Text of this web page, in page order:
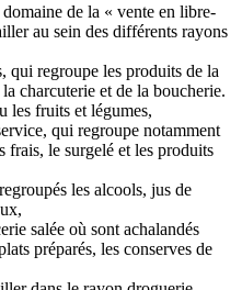
de la « vente en libre-
au sein des différents rayons
qui regroupe les produits de la
charcuterie et de la boucherie.
les fruits et légumes,
qui regroupe notamment
frais, le surgelé et les produits
les alcools, jus de
salée où sont achalandés
préparés, les conserves de